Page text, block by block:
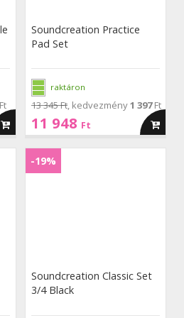
Soundcreation Practice
Pad Set
raktáron
13 345 Ft , kedvezmény1 397Ft
11 948 Ft kosárba
Soundcreation
Classic
Classic
Set
Soundcreation Classic Set
3/4 Black
-19%